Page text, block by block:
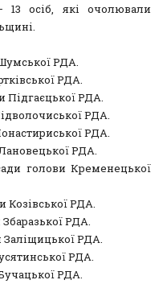
13 осіб, які очолювали
РДА.
РДА.
Підгаєцької РДА.
РДА.
РДА.
РДА.
голови Кременецької
Козівської РДА.
РДА.
Заліщицької РДА.
РДА.
РДА.